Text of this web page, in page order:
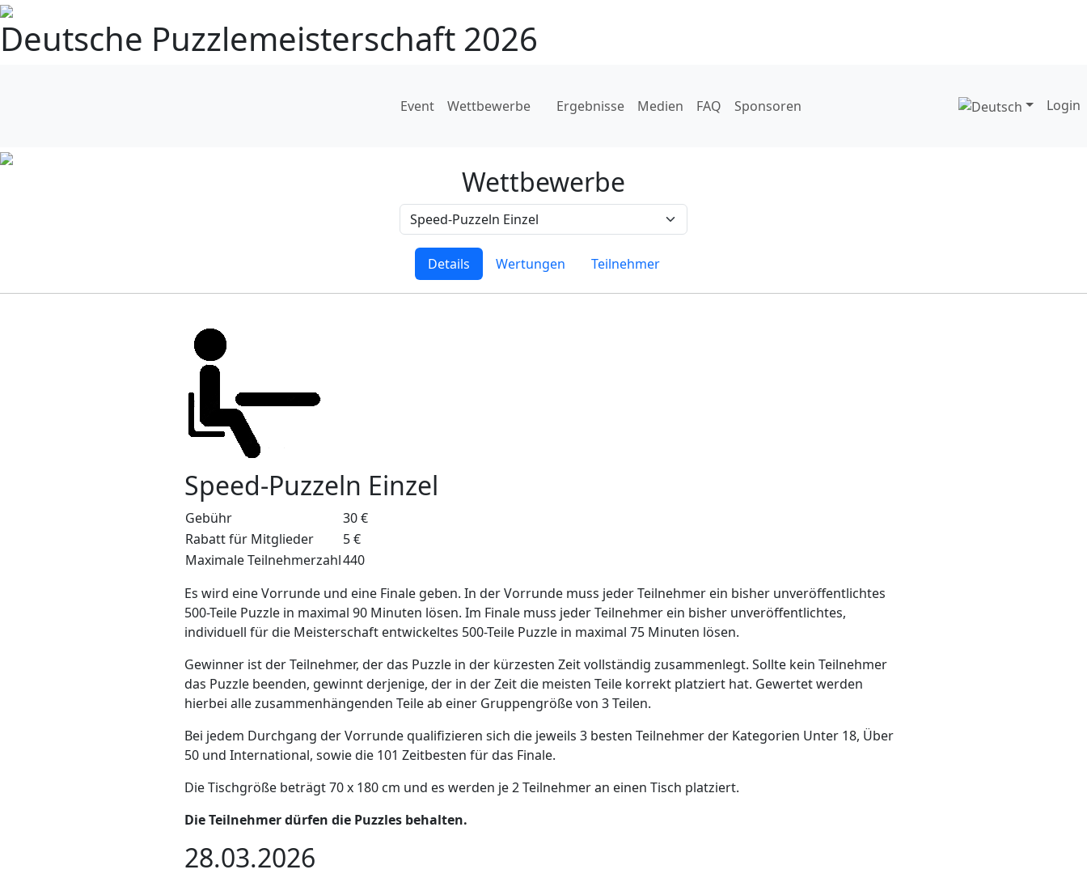
Deutsche Puzzlemeisterschaft 2026
Event Wettbewerbe Ergebnisse Medien FAQ Sponsoren Login
Wettbewerbe
Details Wertungen Teilnehmer
Speed-Puzzeln Einzel
Gebühr
30 €
Rabatt für Mitglieder
5 €
Maximale Teilnehmerzahl440
Es wird eine Vorrunde und eine Finale geben. In der Vorrunde muss jeder Teilnehmer ein bisher unveröffentlichtes
500-Teile Puzzle in maximal 90 Minuten lösen. Im Finale muss jeder Teilnehmer ein bisher unveröffentlichtes,
individuell für die Meisterschaft entwickeltes 500-Teile Puzzle in maximal 75 Minuten lösen.
Gewinner ist der Teilnehmer, der das Puzzle in der kürzesten Zeit vollständig zusammenlegt. Sollte kein Teilnehmer
das Puzzle beenden, gewinnt derjenige, der in der Zeit die meisten Teile korrekt platziert hat. Gewertet werden
hierbei alle zusammenhängenden Teile ab einer Gruppengröße von 3 Teilen.
Bei jedem Durchgang der Vorrunde qualifizieren sich die jeweils 3 besten Teilnehmer der Kategorien Unter 18, Über
50 und International, sowie die 101 Zeitbesten für das Finale.
Die Tischgröße beträgt 70 x 180 cm und es werden je 2 Teilnehmer an einen Tisch platziert.
Die Teilnehmer dürfen die Puzzles behalten.
28.03.2026